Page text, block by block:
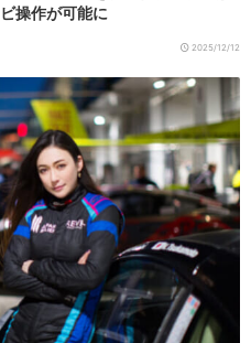
操作が可能に
2025/12/12